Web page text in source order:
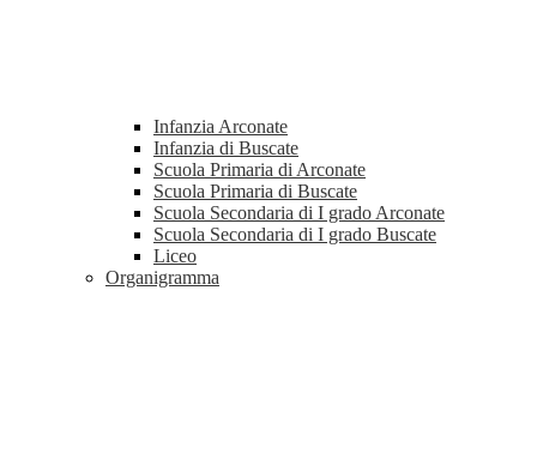
Infanzia Arconate
Infanzia di Buscate
Scuola Primaria di Arconate
Scuola Primaria di Buscate
Scuola Secondaria di I grado Arconate
Scuola Secondaria di I grado Buscate
Liceo
Organigramma